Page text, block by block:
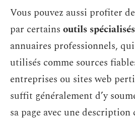
Vous pouvez aussi profiter
par certains outils spécialisés
annuaires professionnels,
utilisés comme sources
entreprises ou sites web
suffit généralement d’y
sa page avec une description